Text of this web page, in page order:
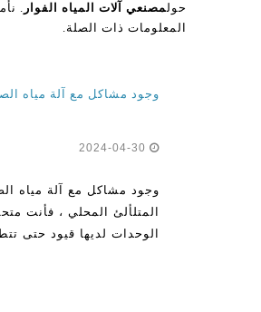
حولمصنعي آلات المياه الفوار .
المعلومات ذات الصلة.
وجود مشاكل مع آلة مياه
المتلألئ المحلي ، فأنت
الوحدات لديها قيود حتى